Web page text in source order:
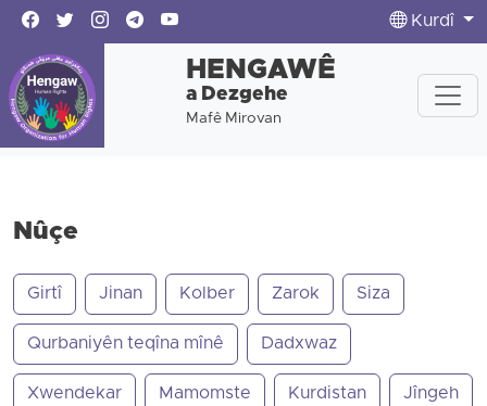
Kurdî
HENGAWÊ
a Dezgehe
Mafê Mirovan
Nûçe
Girtî Jinan Kolber Zarok Siza
Qurbaniyên teqîna mînê Dadxwaz
Xwendekar Mamomste Kurdistan Jîngeh